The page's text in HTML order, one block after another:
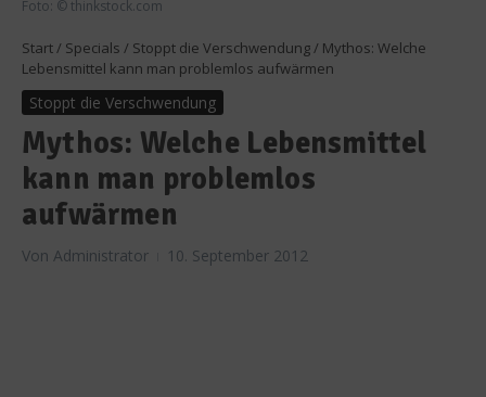
Foto: © thinkstock.com
Start / Specials / Stoppt die Verschwendung / Mythos: Welche
Lebensmittel kann man problemlos aufwärmen
Stoppt die Verschwendung
Mythos: Welche Lebensmittel
kann man problemlos
aufwärmen
Von Administrator 10. September 2012